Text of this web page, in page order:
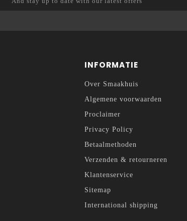
INFORMATIE
Over Smaakhuis
Algemene voorwaarden
Proclaimer
Privacy Policy
Betaalmethoden
Verzenden & retourneren
Klantenservice
Sitemap
International shipping